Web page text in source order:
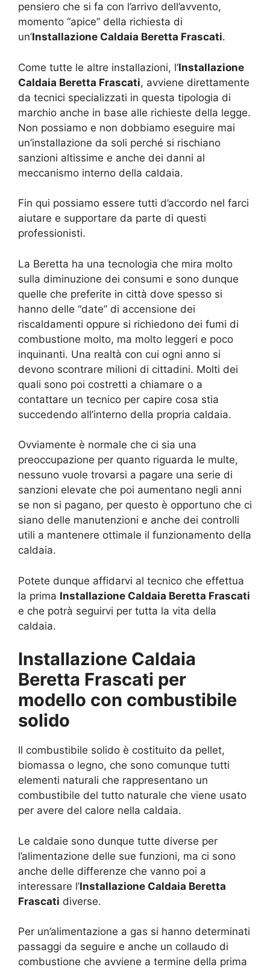
pensiero che si fa con l’arrivo dell’avvento,
momento “apice” della richiesta di
un’Installazione Caldaia Beretta Frascati.
Come tutte le altre installazioni, l’Installazione
Caldaia Beretta Frascati, avviene direttamente
da tecnici specializzati in questa tipologia di
marchio anche in base alle richieste della legge.
Non possiamo e non dobbiamo eseguire mai
un’installazione da soli perché si rischiano
sanzioni altissime e anche dei danni al
meccanismo interno della caldaia.
Fin qui possiamo essere tutti d’accordo nel farci
aiutare e supportare da parte di questi
professionisti.
La Beretta ha una tecnologia che mira molto
sulla diminuzione dei consumi e sono dunque
quelle che preferite in città dove spesso si
hanno delle “date” di accensione dei
riscaldamenti oppure si richiedono dei fumi di
combustione molto, ma molto leggeri e poco
inquinanti. Una realtà con cui ogni anno si
devono scontrare milioni di cittadini. Molti dei
quali sono poi costretti a chiamare o a
contattare un tecnico per capire cosa stia
succedendo all’interno della propria caldaia.
Ovviamente è normale che ci sia una
preoccupazione per quanto riguarda le multe,
nessuno vuole trovarsi a pagare una serie di
sanzioni elevate che poi aumentano negli anni
se non si pagano, per questo è opportuno che ci
siano delle manutenzioni e anche dei controlli
utili a mantenere ottimale il funzionamento della
caldaia.
Potete dunque affidarvi al tecnico che effettua
la prima Installazione Caldaia Beretta Frascati
e che potrà seguirvi per tutta la vita della
caldaia.
Installazione Caldaia
Beretta Frascati per
modello con combustibile
solido
Il combustibile solido è costituito da pellet,
biomassa o legno, che sono comunque tutti
elementi naturali che rappresentano un
combustibile del tutto naturale che viene usato
per avere del calore nella caldaia.
Le caldaie sono dunque tutte diverse per
l’alimentazione delle sue funzioni, ma ci sono
anche delle differenze che vanno poi a
interessare l’Installazione Caldaia Beretta
Frascati diverse.
Per un’alimentazione a gas si hanno determinati
passaggi da seguire e anche un collaudo di
combustione che avviene a termine della prima